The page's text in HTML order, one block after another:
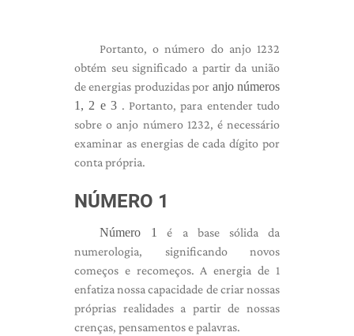
Portanto, o número do anjo 1232
obtém seu significado a partir da união
de energias produzidas por anjo números
1, 2 e 3 . Portanto, para entender tudo
sobre o anjo número 1232, é necessário
examinar as energias de cada dígito por
conta própria.
NÚMERO 1
Número 1
é a base sólida da
numerologia, significando novos
começos e recomeços. A energia de 1
enfatiza nossa capacidade de criar nossas
próprias realidades a partir de nossas
crenças, pensamentos e palavras.